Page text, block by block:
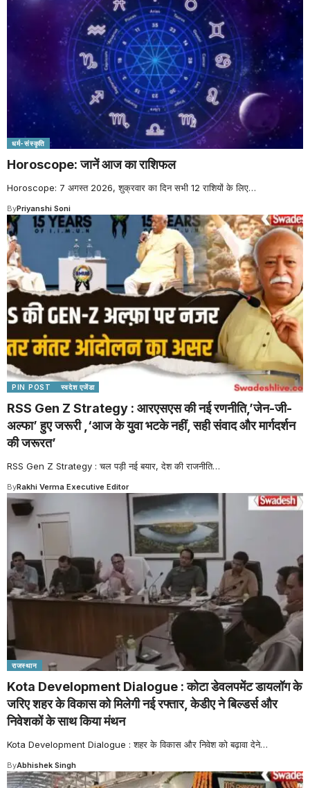
धर्म-संस्कृति
Horoscope: जानें आज का राशिफल
Horoscope: 7 अगस्त 2026, शुक्रवार का दिन सभी 12 राशियों के लिए…
ByPriyanshi Soni
PIN POST स्वदेश एजेंडा
RSS Gen Z Strategy : आरएसएस की नई रणनीति,’जेन-जी-
अल्फा’ हुए जरूरी ,‘आज के युवा भटके नहीं, सही संवाद और मार्गदर्शन
की जरूरत’
RSS Gen Z Strategy : चल पड़ी नई बयार, देश की राजनीति…
ByRakhi Verma Executive Editor
राजस्थान
Kota Development Dialogue : कोटा डेवलपमेंट डायलॉग के
जरिए शहर के विकास को मिलेगी नई रफ्तार, केडीए ने बिल्डर्स और
निवेशकों के साथ किया मंथन
Kota Development Dialogue : शहर के विकास और निवेश को बढ़ावा देने…
ByAbhishek Singh